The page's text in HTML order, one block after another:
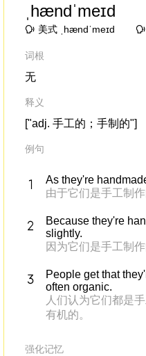
ˌhændˈmeɪd
美式 ˌhændˈmeɪd
词根
无
释义
["adj. 手工的；手制的"]
例句
As they're
由于它们是手工制
Because they're
slightly.
因为它们是手工制
People get that
often organic.
人们认为它们都是
有机的。
强化记忆